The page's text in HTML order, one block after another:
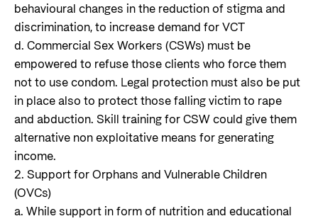
behavioural changes in the reduction of stigma and
discrimination, to increase demand for VCT
d. Commercial Sex Workers (CSWs) must be
empowered to refuse those clients who force them
not to use condom. Legal protection must also be put
in place also to protect those falling victim to rape
and abduction. Skill training for CSW could give them
alternative non exploitative means for generating
income.
2. Support for Orphans and Vulnerable Children
(OVCs)
a. While support in form of nutrition and educational